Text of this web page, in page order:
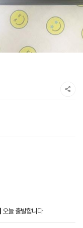
오늘 출발합니다